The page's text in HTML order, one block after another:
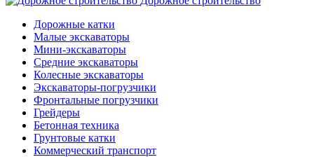
Дорожные катки
Малые экскаваторы
Мини-экскаваторы
Средние экскаваторы
Колесные экскаваторы
Экскаваторы-погрузчики
Фронтальные погрузчики
Грейдеры
Бетонная техника
Грунтовые катки
Коммерческий транспорт